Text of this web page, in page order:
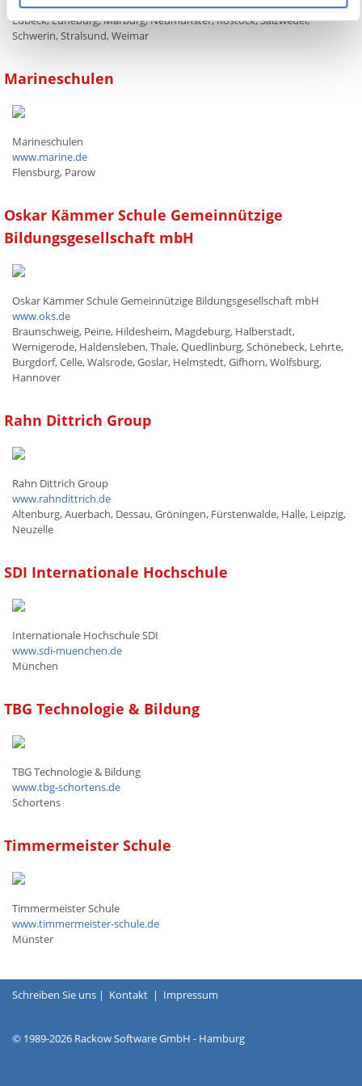
Berlin, Dortmund, Erfurt, Gotha, Hamburg, Hannover, Kassel, Kiel,
Lübeck, Lüneburg, Marburg, Neumünster, Rostock, Salzwedel,
Schwerin, Stralsund, Weimar
Marineschulen
Marineschulen
www.marine.de
Flensburg, Parow
Oskar Kämmer Schule Gemeinnützige
Bildungsgesellschaft mbH
Oskar Kämmer Schule Gemeinnützige Bildungsgesellschaft mbH
www.oks.de
Braunschweig, Peine, Hildesheim, Magdeburg, Halberstadt,
Wernigerode, Haldensleben, Thale, Quedlinburg, Schönebeck, Lehrte,
Burgdorf, Celle, Walsrode, Goslar, Helmstedt, Gifhorn, Wolfsburg,
Hannover
Rahn Dittrich Group
Rahn Dittrich Group
www.rahndittrich.de
Altenburg, Auerbach, Dessau, Gröningen, Fürstenwalde, Halle, Leipzig,
Neuzelle
SDI Internationale Hochschule
Internationale Hochschule SDI
www.sdi-muenchen.de
München
TBG Technologie & Bildung
TBG Technologie & Bildung
www.tbg-schortens.de
Schortens
Timmermeister Schule
Timmermeister Schule
www.timmermeister-schule.de
Münster
Schreiben Sie uns | Kontakt | Impressum
© 1989-2026 Rackow Software GmbH - Hamburg